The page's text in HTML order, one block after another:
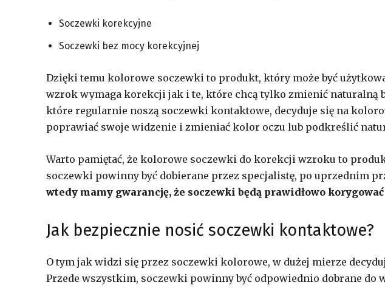
Soczewki korekcyjne
Soczewki bez mocy korekcyjnej
Dzięki temu kolorowe soczewki to produkt, który może być
wzrok wymaga korekcji jak i te, które chcą tylko zmienić naturalną
które regularnie noszą soczewki kontaktowe, decyduje się na
poprawiać swoje widzenie i zmieniać kolor oczu lub podkreślić
Warto pamiętać, że kolorowe soczewki do korekcji wzroku to
soczewki powinny być dobierane przez specjalistę, po uprzednim
wtedy mamy gwarancję, że soczewki będą prawidłowo
Jak bezpiecznie nosić soczewki kontaktowe?
O tym jak widzi się przez soczewki kolorowe, w dużej mierze
Przede wszystkim, soczewki powinny być odpowiednio dobrane do